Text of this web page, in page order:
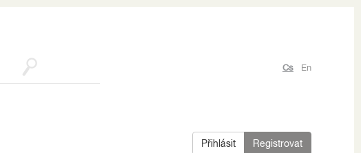
Cs En
Přihlásit Registrovat